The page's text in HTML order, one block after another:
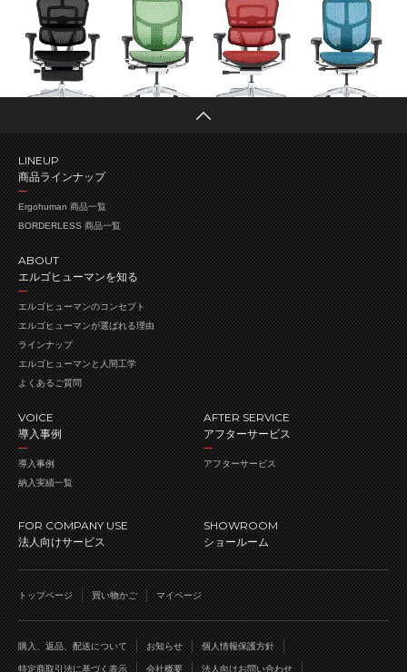
LINEUP
商品ラインナップ
Ergohuman 商品一覧
BORDERLESS 商品一覧
ABOUT
エルゴヒューマンを知る
エルゴヒューマンのコンセプト
エルゴヒューマンが選ばれる理由
ラインナップ
エルゴヒューマンと人間工学
よくあるご質問
VOICE
導入事例
導入事例
納入実績一覧
AFTER SERVICE
アフターサービス
アフターサービス
FOR COMPANY USE
法人向けサービス
SHOWROOM
ショールーム
トップページ 買い物かご マイページ
購入、返品、配送について お知らせ 個人情報保護方針
特定商取引法に基づく表示 会社概要 法人向けお問い合わせ